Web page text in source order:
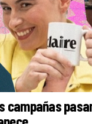
campañas